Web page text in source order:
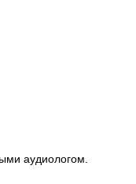
аудиологом.